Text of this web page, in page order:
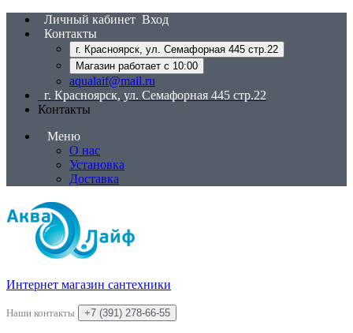
Личный кабинет Вход
Контакты
г. Красноярск, ул. Семафорная 445 стр.22
Магазин работает с 10:00
aqualaif@mail.ru
г. Красноярск, ул. Семафорная 445 стр.22
Контакты
Меню
О нас
Установка
Доставка
Интернет магазин сантехники
Наши контакты +7 (391) 278-66-55